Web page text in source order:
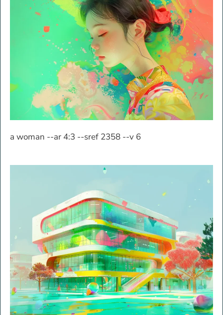
a woman --ar 4:3 --sref 2358 --v 6